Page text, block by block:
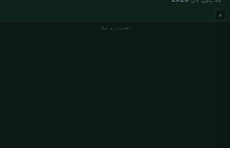
اشتہاری جگہ
×